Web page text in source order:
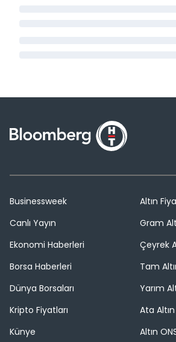
Businessweek
Canlı Yayın
Ekonomi Haberleri
Borsa Haberleri
Dünya Borsaları
Kripto Fiyatları
Künye
Altın
Gram
Çeyrek
Tam
Yarım
Ata Altın
Altın